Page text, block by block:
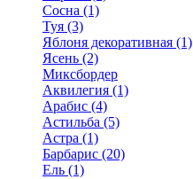
Сосна (1)
Туя (3)
Яблоня декоративная (1)
Ясень (2)
Миксбордер
Аквилегия (1)
Арабис (4)
Астильба (5)
Астра (1)
Барбарис (20)
Ель (1)